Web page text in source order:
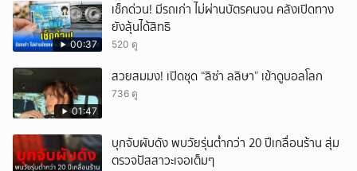
00:37
เช็กด่วน! มีรถเก่า ไม่ผ่านบัตรคนจน คลังเปิดทาง
ยังลุ้นได้สิทธิ
520 ดู
01:47
สวยสมมง! เปิดชุด “ลิซ่า ลลิษา” เข้าดูบอลโลก
736 ดู
บุกจับผับดัง พบวัยรุ่นต่ำกว่า 20 ปีเกลื่อนร้าน สุ่ม
ตรวจปัสสาวะเจอเต็มๆ